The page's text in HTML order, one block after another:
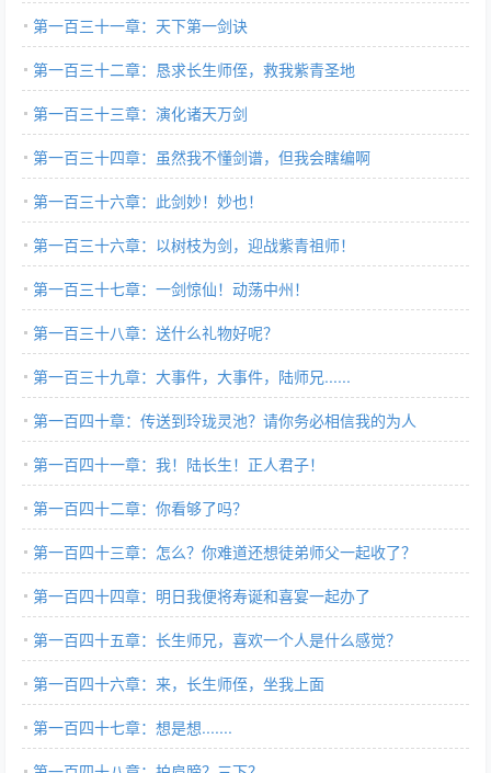
第一百三十一章：天下第一剑诀
第一百三十二章：恳求长生师侄，救我紫青圣地
第一百三十三章：演化诸天万剑
第一百三十四章：虽然我不懂剑谱，但我会瞎编啊
第一百三十六章：此剑妙！妙也！
第一百三十六章：以树枝为剑，迎战紫青祖师！
第一百三十七章：一剑惊仙！动荡中州！
第一百三十八章：送什么礼物好呢？
第一百三十九章：大事件，大事件，陆师兄......
第一百四十章：传送到玲珑灵池？请你务必相信我的为人
第一百四十一章：我！陆长生！正人君子！
第一百四十二章：你看够了吗？
第一百四十三章：怎么？你难道还想徒弟师父一起收了？
第一百四十四章：明日我便将寿诞和喜宴一起办了
第一百四十五章：长生师兄，喜欢一个人是什么感觉？
第一百四十六章：来，长生师侄，坐我上面
第一百四十七章：想是想.......